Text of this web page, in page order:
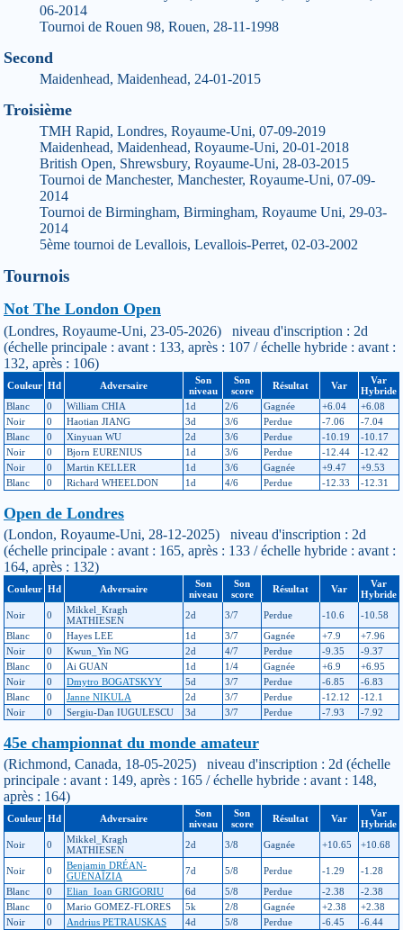
06-2014
Tournoi de Rouen 98, Rouen, 28-11-1998
Second
Maidenhead, Maidenhead, 24-01-2015
Troisième
TMH Rapid, Londres, Royaume-Uni, 07-09-2019
Maidenhead, Maidenhead, Royaume-Uni, 20-01-2018
British Open, Shrewsbury, Royaume-Uni, 28-03-2015
Tournoi de Manchester, Manchester, Royaume-Uni, 07-09-
2014
Tournoi de Birmingham, Birmingham, Royaume Uni, 29-03-
2014
5ème tournoi de Levallois, Levallois-Perret, 02-03-2002
Tournois
Not The London Open
(Londres, Royaume-Uni, 23-05-2026) niveau d'inscription : 2d
(échelle principale : avant : 133, après : 107 / échelle hybride : avant :
132, après : 106)
Couleur Hd Adversaire
Son
niveau
Son
score
Résultat Var
Var
Hybride
Blanc
0 William CHIA 1d 2/6 Gagnée +6.04
+6.08
Noir
0 Haotian JIANG 3d 3/6 Perdue -7.06
-7.04
Blanc
0 Xinyuan WU 2d 3/6 Perdue -10.19
-10.17
Noir
0 Bjorn EURENIUS 1d 3/6 Perdue -12.44
-12.42
Noir
0 Martin KELLER 1d 3/6 Gagnée +9.47
+9.53
Blanc
0 Richard WHEELDON 1d 4/6 Perdue -12.33 -12.31
Open de Londres
(London, Royaume-Uni, 28-12-2025) niveau d'inscription : 2d
(échelle principale : avant : 165, après : 133 / échelle hybride : avant :
164, après : 132)
Couleur Hd Adversaire
Son
niveau
Son
score
Résultat Var
Var
Hybride
Noir
0
Mikkel_Kragh
MATHIESEN
2d 3/7 Perdue -10.6
-10.58
Blanc
0 Hayes LEE 1d 3/7 Gagnée +7.9
+7.96
Noir
0 Kwun_Yin NG 2d 4/7 Perdue -9.35
-9.37
Blanc
0 Ai GUAN 1d 1/4 Gagnée +6.9
+6.95
Noir
0 Dmytro BOGATSKYY 5d 3/7 Perdue -6.85
-6.83
Blanc
0 Janne NIKULA 2d 3/7 Perdue -12.12
-12.1
Noir
0 Sergiu-Dan IUGULESCU 3d 3/7 Perdue -7.93 -7.92
45e championnat du monde amateur
(Richmond, Canada, 18-05-2025) niveau d'inscription : 2d (échelle
principale : avant : 149, après : 165 / échelle hybride : avant : 148,
après : 164)
Couleur Hd Adversaire
Son
niveau
Son
score
Résultat Var
Var
Hybride
Noir
0
Mikkel_Kragh
MATHIESEN
2d 3/8 Gagnée +10.65 +10.68
Noir 0
Benjamin DRÉAN-
GUÉNAÏZIA
7d 5/8 Perdue -1.29
-1.28
Blanc
0 Elian_Ioan GRIGORIU 6d 5/8 Perdue -2.38
-2.38
Blanc
0 Mario GOMEZ-FLORES 5k 2/8 Gagnée +2.38
+2.38
Noir
0 Andrius PETRAUSKAS 4d 5/8 Perdue -6.45 -6.44